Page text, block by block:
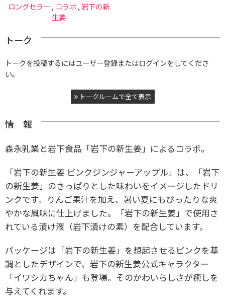
ロングセラー , コラボ,岩下の新
生姜
トーク
トークを投稿するにはユーザー登録またはログインをしてくださ
い。
トークルームで全て表示
情 報
森永乳業と岩下食品「岩下の新生姜」によるコラボ。
「岩下の新生姜 ピンクジンジャーアップル」は、「岩下
の新生姜」のさっぱりとした味わいをイメージしたドリ
ンクです。りんご果汁を加え、暑い夏にもぴったりな爽
やかな風味に仕上げました。「岩下の新生姜」で使用さ
れている漬け液（岩下漬けの素）を配合しています。
パッケージは「岩下の新生姜」を想起させるピンクを基
調としたデザインで、岩下の新生姜公式キャラクター
「イワシカちゃん」も登場。そのかわいらしさが癒しを
与えてくれます。